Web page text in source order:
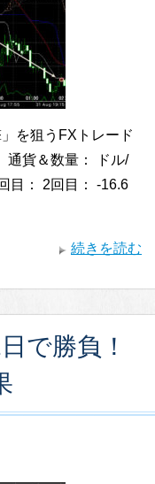
を狙うFXトレード
通貨＆数量： ドル/
目： 2回目： -16.6
続きを読む
で勝負！